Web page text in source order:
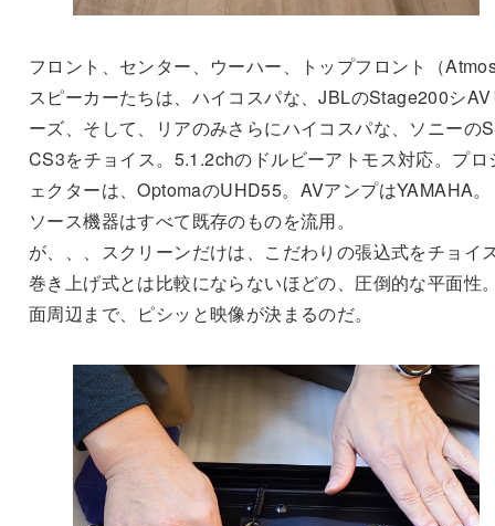
フロント、センター、ウーハー、トップフロント（
スピーカーたちは、ハイコスパな、JBLのStage200シ
ーズ、そして、リアのみさらにハイコスパな、ソニーの
CS3をチョイス。5.1.2chのドルビーアトモス対応。プロ
ェクターは、OptomaのUHD55。AVアンプはYAMAHA。
ソース機器はすべて既存のものを流用。
が、、、スクリーンだけは、こだわりの張込式をチョイ
巻き上げ式とは比較にならないほどの、圧倒的な平面性
面周辺まで、ピシッと映像が決まるのだ。